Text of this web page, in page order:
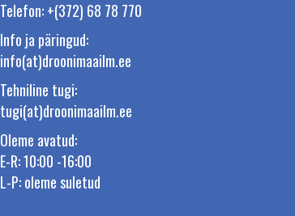
Telefon: +(372) 68 78 770
Info ja päringud:
info(at)droonimaailm.ee
Tehniline tugi:
tugi(at)droonimaailm.ee
Oleme avatud:
E-R: 10:00 -16:00
L-P: oleme suletud